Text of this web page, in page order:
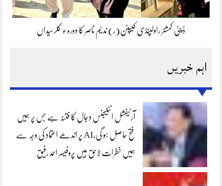
ڈپٹی کمشنر راولپنڈی کیپٹن(ر) ندیم ناصر کا دورہء کلرسیداں
اہم خبریں
آرٹیفشل انٹلیجنس دجال کا فتنہ ہے جس پر ہمیں
فتح حاصل ہو گی،AI پر اندھے اعتماد کی وجہ سے
ہمیں خطرات لاحق ہیں پروفیسر احمد رفیق